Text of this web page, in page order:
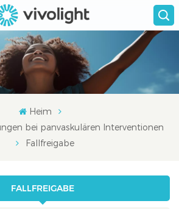
Heim
bei panvaskulären Interventionen
Fallfreigabe
FALLFREIGABE